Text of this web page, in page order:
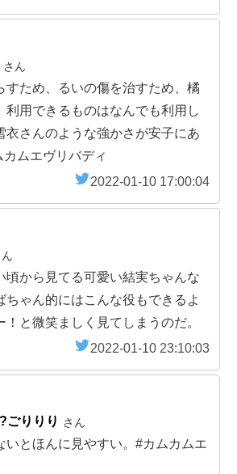
さん
すため、るいの傷を治すため、橘
利用できるものはなんでも利用し
衣さんのような強かさが安子にあ
ムエヴリバディ
2022-01-10 17:00:04
頃から見てる可愛い結実ちゃんな
ちゃん的にはこんな役もできるよ
！と微笑ましく見てしまうのだ。
2022-01-10 23:10:03
ごりりり さん
いとほんに見やすい。#カムカムエ